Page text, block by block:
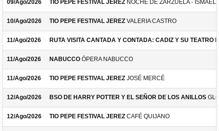
09/Ago/2026 TIO PEPE FESTIVAL JEREZ NOCHE DE ZARZUELA -
10/Ago/2026 TIO PEPE FESTIVAL JEREZ VALERIA CASTRO
11/Ago/2026 RUTA VISITA CANTADA Y CONTADA: CADIZ Y SU TEATRO
11/Ago/2026 NABUCCO ÓPERA NABUCCO
11/Ago/2026 TIO PEPE FESTIVAL JEREZ JOSÉ MERCÉ
12/Ago/2026 BSO DE HARRY POTTER Y EL SEÑOR DE LOS ANILLOS
12/Ago/2026 TIO PEPE FESTIVAL JEREZ CAFÉ QUIJANO